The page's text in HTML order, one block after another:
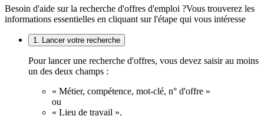
Besoin d'aide sur la recherche d'offres d'emploi ?Vous trouverez les
informations essentielles en cliquant sur l'étape qui vous intéresse
1. Lancer votre recherche
Pour lancer une recherche d'offres, vous devez saisir au moins
un des deux champs :
« Métier, compétence, mot-clé, n° d'offre »
ou
« Lieu de travail ».